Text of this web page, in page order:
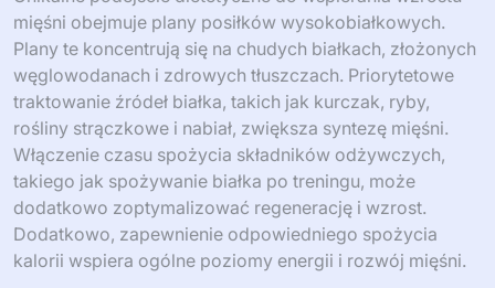
mięśni obejmuje plany posiłków wysokobiałkowych.
Plany te koncentrują się na chudych białkach, złożonych
węglowodanach i zdrowych tłuszczach. Priorytetowe
traktowanie źródeł białka, takich jak kurczak, ryby,
rośliny strączkowe i nabiał, zwiększa syntezę mięśni.
Włączenie czasu spożycia składników odżywczych,
takiego jak spożywanie białka po treningu, może
dodatkowo zoptymalizować regenerację i wzrost.
Dodatkowo, zapewnienie odpowiedniego spożycia
kalorii wspiera ogólne poziomy energii i rozwój mięśni.